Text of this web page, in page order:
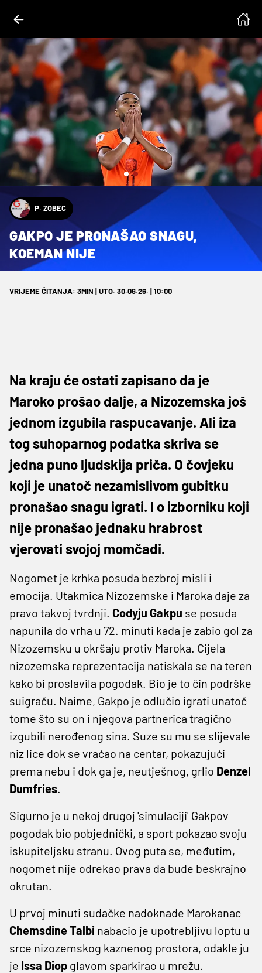
Becerril, Eloisa Sanchez
P. ZOBEC
GAKPO JE PRONAŠAO SNAGU,
KOEMAN NIJE
VRIJEME ČITANJA: 3MIN | UTO. 30.06.26. | 10:00
Na kraju će ostati zapisano da je
Maroko prošao dalje, a Nizozemska još
jednom izgubila raspucavanje. Ali iza
tog suhoparnog podatka skriva se
jedna puno ljudskija priča. O čovjeku
koji je unatoč nezamislivom gubitku
pronašao snagu igrati. I o izborniku koji
nije pronašao jednaku hrabrost
vjerovati svojoj momčadi.
Nogomet je krhka posuda bezbroj misli i
emocija. Utakmica Nizozemske i Maroka daje za
pravo takvoj tvrdnji. Codyju Gakpu se posuda
napunila do vrha u 72. minuti kada je zabio gol za
Nizozemsku u okršaju protiv Maroka. Cijela
nizozemska reprezentacija natiskala se na teren
kako bi proslavila pogodak. Bio je to čin podrške
suigraču. Naime, Gakpo je odlučio igrati unatoč
tome što su on i njegova partnerica tragično
izgubili nerođenog sina. Suze su mu se slijevale
niz lice dok se vraćao na centar, pokazujući
prema nebu i dok ga je, neutješnog, grlio Denzel
Dumfries.
Sigurno je u nekoj drugoj 'simulaciji' Gakpov
pogodak bio pobjednički, a sport pokazao svoju
iskupiteljsku stranu. Ovog puta se, međutim,
nogomet nije odrekao prava da bude beskrajno
okrutan.
U prvoj minuti sudačke nadoknade Marokanac
Chemsdine Talbi nabacio je upotrebljivu loptu u
srce nizozemskog kaznenog prostora, odakle ju
je Issa Diop glavom sparkirao u mrežu.